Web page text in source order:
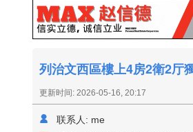
列治文西區樓上4房2衛2厅
更新时间: 2026-05-16, 20:17
联系人: me